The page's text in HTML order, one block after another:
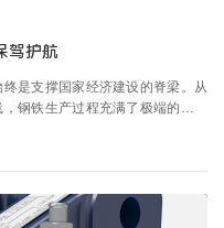
驾护航
是支撑国家经济建设的脊梁。从
钢铁生产过程充满了极端的温度
（宜科），作为享誉全球的工
以卓